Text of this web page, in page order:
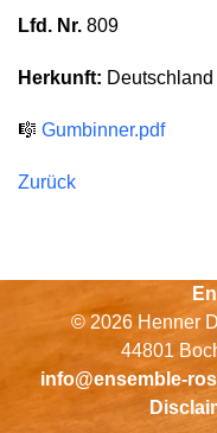
Lfd. Nr. 809
Herkunft: Deutschland
🎼 Gumbinner.pdf
Zurück
© 2026 Henner
44801
info@ensemble-